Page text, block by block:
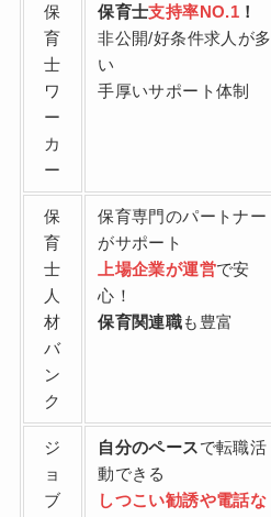
保
育
士
ワ
ー
カ
ー
保育士支持率NO.1 ！
非公開/好条件求人が多
い
手厚いサポート体制
保
育
士
人
材
バ
ン
ク
保育専門のパートナー
がサポート
上場企業が運営で安
心！
保育関連職も豊富
ジ
ョ
ブ
自分のペースで転職活
動できる
しつこい勧誘や電話な